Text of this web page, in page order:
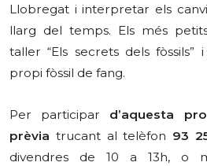
Llobregat i interpretar els
llarg del temps. Els més
taller “Els secrets dels
propi fòssil de fang.
Per participar d’aquesta
prèvia trucant al telèfon 93
divendres de 10 a 13h, o